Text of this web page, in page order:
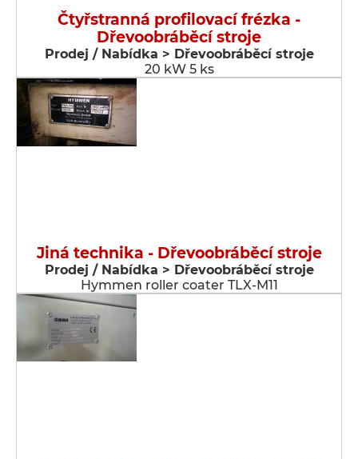
Čtyřstranná profilovací frézka -
Dřevoobráběcí stroje
Prodej / Nabídka > Dřevoobráběcí stroje
20 kW 5 ks
Jiná technika - Dřevoobráběcí stroje
Prodej / Nabídka > Dřevoobráběcí stroje
Hymmen roller coater TLX-M11